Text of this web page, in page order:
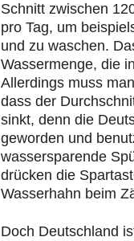
Schnitt zwischen
pro Tag, um
und zu waschen.
Wassermenge, die
Allerdings muss
dass der
sinkt, denn die
geworden und
wassersparende
drücken die
Wasserhahn beim
Doch Deutschland